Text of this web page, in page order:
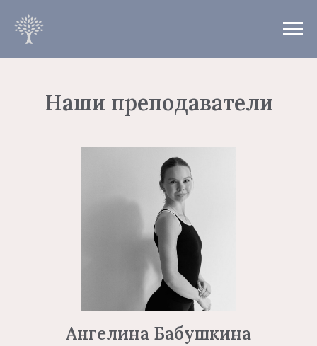
Наши преподаватели
Ангелина Бабушкина